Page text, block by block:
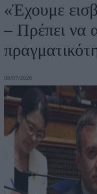
«Έχουμε
– Πρέπει να
08/07/2026